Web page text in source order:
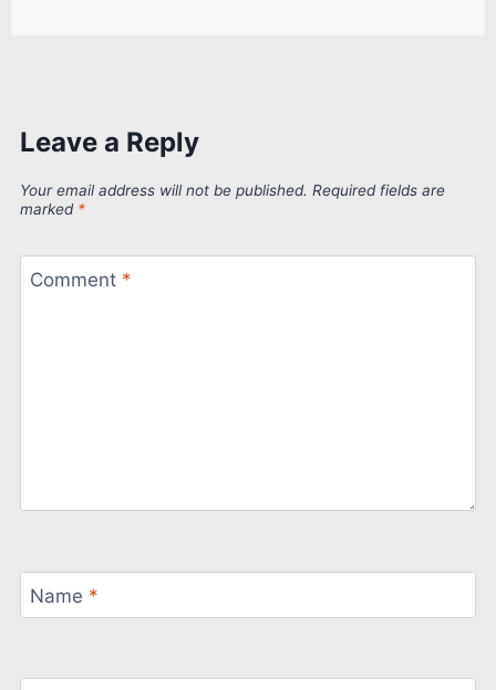
Leave a Reply
Your email address will not be published. Required fields are
marked *
Comment *
Name *